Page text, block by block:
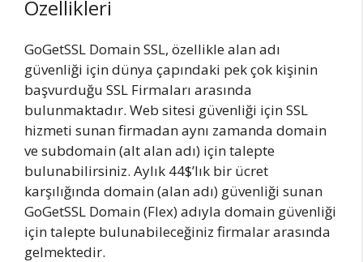
Özellikleri
GoGetSSL Domain SSL, özellikle alan adı
güvenliği için dünya çapındaki pek çok kişinin
başvurduğu SSL Firmaları arasında
bulunmaktadır. Web sitesi güvenliği için SSL
hizmeti sunan firmadan aynı zamanda domain
ve subdomain (alt alan adı) için talepte
bulunabilirsiniz. Aylık 44$’lık bir ücret
karşılığında domain (alan adı) güvenliği sunan
GoGetSSL Domain (Flex) adıyla domain güvenliği
için talepte bulunabileceğiniz firmalar arasında
gelmektedir.